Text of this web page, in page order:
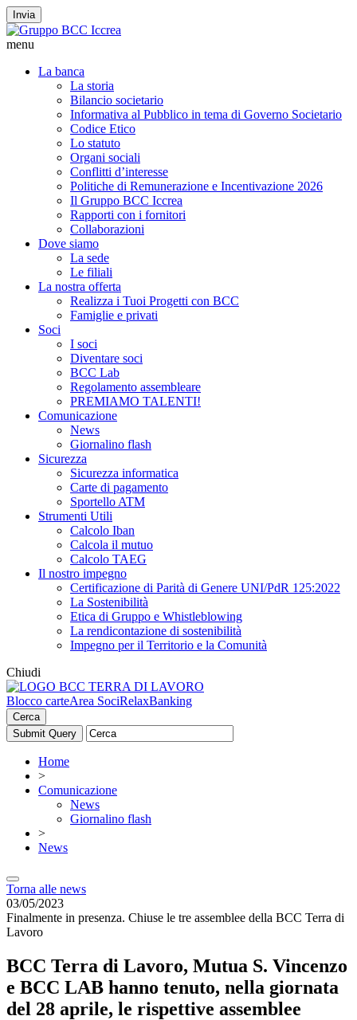
Invia
menu
La banca
La storia
Bilancio societario
Informativa al Pubblico in tema di Governo Societario
Codice Etico
Lo statuto
Organi sociali
Conflitti d’interesse
Politiche di Remunerazione e Incentivazione 2026
Il Gruppo BCC Iccrea
Rapporti con i fornitori
Collaborazioni
Dove siamo
La sede
Le filiali
La nostra offerta
Realizza i Tuoi Progetti con BCC
Famiglie e privati
Soci
I soci
Diventare soci
BCC Lab
Regolamento assembleare
PREMIAMO TALENTI!
Comunicazione
News
Giornalino flash
Sicurezza
Sicurezza informatica
Carte di pagamento
Sportello ATM
Strumenti Utili
Calcolo Iban
Calcola il mutuo
Calcolo TAEG
Il nostro impegno
Certificazione di Parità di Genere UNI/PdR 125:2022
La Sostenibilità
Etica di Gruppo e Whistleblowing
La rendicontazione di sostenibilità
Impegno per il Territorio e la Comunità
Chiudi
Blocco carteArea SociRelaxBanking
Cerca
Home
>
Comunicazione
News
Giornalino flash
>
News
Torna alle news
03/05/2023
Finalmente in presenza. Chiuse le tre assemblee della BCC Terra di
Lavoro
BCC Terra di Lavoro, Mutua S. Vincenzo
e BCC LAB hanno tenuto, nella giornata
del 28 aprile, le rispettive assemblee